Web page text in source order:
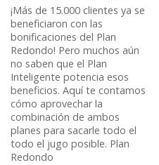
¡Más de 15.000 clientes ya se
beneficiaron con las
bonificaciones del Plan
Redondo! Pero muchos aún
no saben que el Plan
Inteligente potencia esos
beneficios. Aquí te contamos
cómo aprovechar la
combinación de ambos
planes para sacarle todo el
todo el jugo posible. Plan
Redondo